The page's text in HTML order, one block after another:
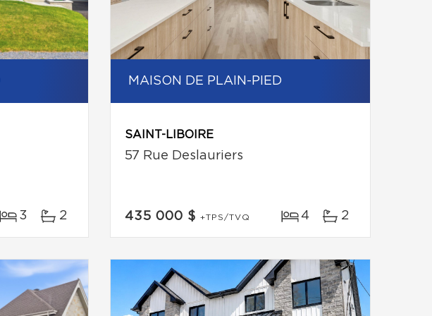
3 2
MAISON DE PLAIN-PIED
SAINT-LIBOIRE
57 Rue Deslauriers
435 000 $ +TPS/TVQ 4 2